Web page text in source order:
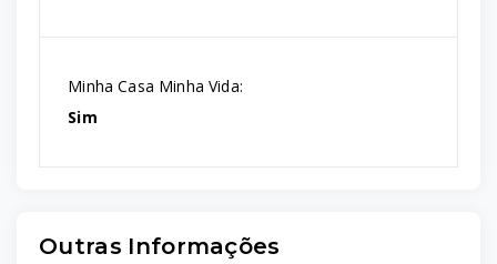
Minha Casa Minha Vida:
Sim
Outras Informações